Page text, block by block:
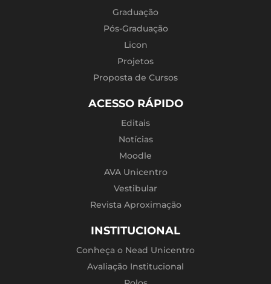
Graduação
Pós-Graduação
Licon
Projetos
Proposta de Cursos
ACESSO RÁPIDO
Editais
Notícias
Moodle
AVA Unicentro
Vestibular
Revista Aproximação
INSTITUCIONAL
Conheça o Nead Unicentro
Avaliação Institucional